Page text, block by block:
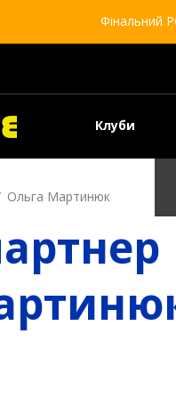
Фінальний
Клуби
Ольга Мартинюк